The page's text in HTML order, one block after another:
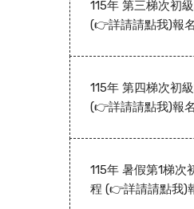
115年 第三梯次初
(👉詳請請點我)報
115年 第四梯次初
(👉詳請請點我)報
115年 暑假第1梯次
程 (👉詳請請點我)